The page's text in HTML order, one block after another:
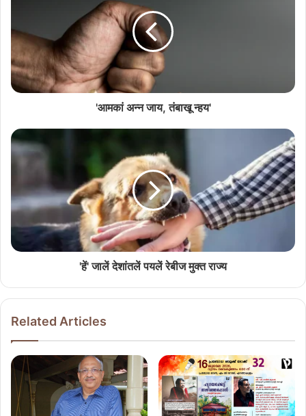
July 13, 2026
राश्ट्रीय नाट्य महोत्सवात सादर जातलें ‘देश राग’
July 11, 2026
'आमकां अन्न जाय, तंबाखू न्हय'
'हें' जालें देशांतलें पयलें रेबीज मुक्त राज्य
Related Articles